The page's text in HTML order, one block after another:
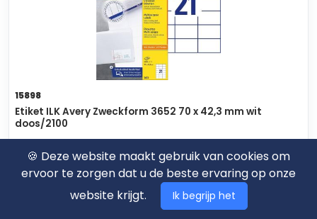
15898
Etiket ILK Avery Zweckform 3652 70 x 42,3 mm wit
doos/2100
€ 30,57excl. BTW
🍪 Deze website maakt gebruik van cookies om
ervoor te zorgen dat u de beste ervaring op onze
website krijgt.
Ik begrijp het